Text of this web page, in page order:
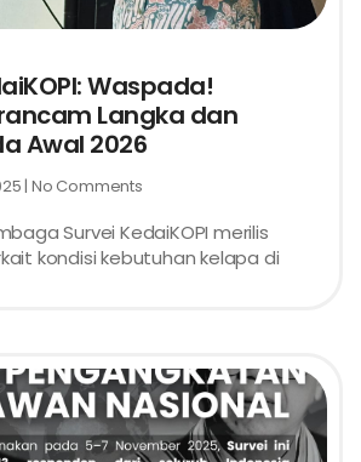
Waspada!
Langka dan
Awal 2026
No Comments
Survei KedaiKOPI merilis
kondisi kebutuhan kelapa di